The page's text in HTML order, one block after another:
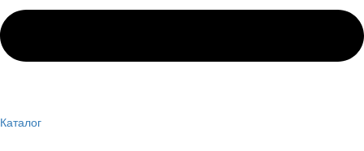
Каталог